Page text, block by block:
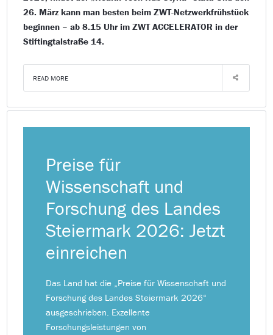
26. März kann man besten beim ZWT-Netzwerkfrühstück
beginnen – ab 8.15 Uhr im ZWT ACCELERATOR in der
Stiftingtalstraße 14.
READ MORE
Preise für
Wissenschaft und
Forschung des Landes
Steiermark 2026: Jetzt
einreichen
Das Land hat die „Preise für Wissenschaft und
Forschung des Landes Steiermark 2026“
ausgeschrieben. Exzellente
Forschungsleistungen von